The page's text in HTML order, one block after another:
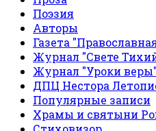
Поэзия
Авторы
Газета
Журнал "Свете
Журнал "Уроки веры"
ДПЦ Нестора
Популярные записи
Храмы и святыни